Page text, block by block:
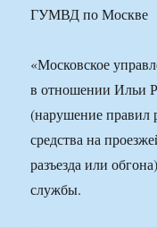
ГУМВД по Москве
«Московское
в отношении Ильи
(нарушение правил
средства на
разъезда или
службы.